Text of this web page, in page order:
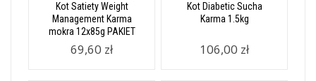
Kot Satiety Weight
Management Karma
mokra 12x85g PAKIET
69,60 zł
Kot Diabetic Sucha
Karma 1.5kg
106,00 zł